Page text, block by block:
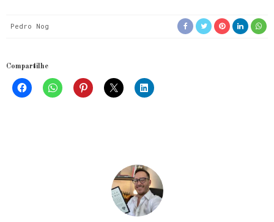
Pedro Nog
Compartilhe